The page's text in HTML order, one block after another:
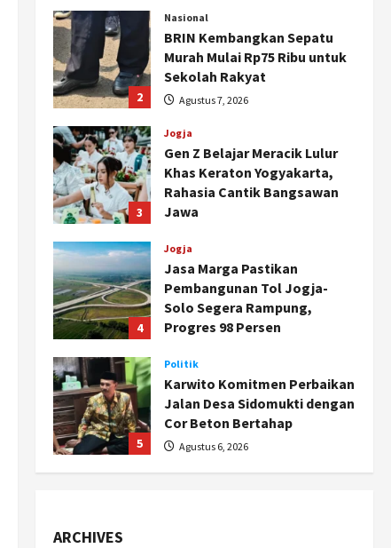
2
Nasional
BRIN Kembangkan Sepatu
Murah Mulai Rp75 Ribu untuk
Sekolah Rakyat
Agustus 7, 2026
3
Jogja
Gen Z Belajar Meracik Lulur
Khas Keraton Yogyakarta,
Rahasia Cantik Bangsawan
Jawa
4
Jogja
Jasa Marga Pastikan
Pembangunan Tol Jogja-
Solo Segera Rampung,
Progres 98 Persen
5
Politik
Karwito Komitmen Perbaikan
Jalan Desa Sidomukti dengan
Cor Beton Bertahap
Agustus 6, 2026
ARCHIVES